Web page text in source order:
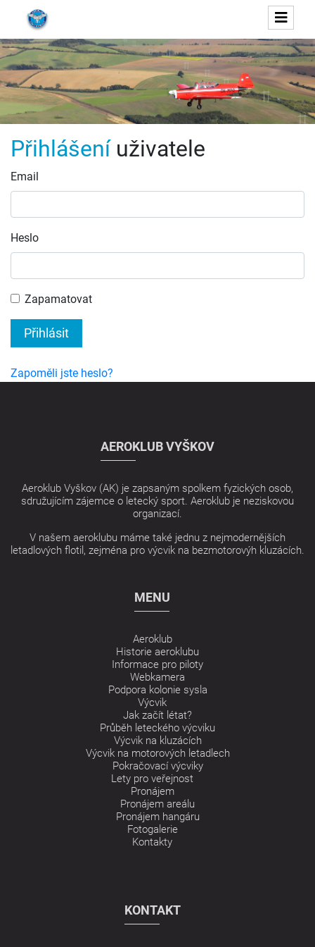
Přihlášeníuživatele
Email
Heslo
Zapamatovat
Přihlásit
Zapoměli jste heslo?
AEROKLUB VYŠKOV
Aeroklub Vyškov (AK) je zapsaným spolkem fyzických osob,
sdružujícím zájemce o letecký sport. Aeroklub je neziskovou
organizací.
V našem aeroklubu máme také jednu z nejmodernějších
letadlových flotil, zejména pro výcvik na bezmotorovýh kluzácích.
MENU
Aeroklub
Historie aeroklubu
Informace pro piloty
Webkamera
Podpora kolonie sysla
Výcvik
Jak začít létat?
Průběh leteckého výcviku
Výcvik na kluzácích
Výcvik na motorových letadlech
Pokračovací výcviky
Lety pro veřejnost
Pronájem
Pronájem areálu
Pronájem hangáru
Fotogalerie
Kontakty
KONTAKT